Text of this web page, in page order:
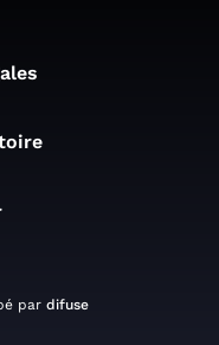
par difuse